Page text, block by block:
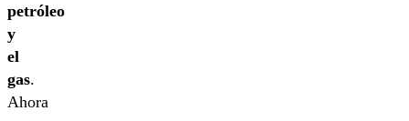
petróleo
y
el
gas.
Ahora